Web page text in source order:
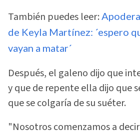
También puedes leer:
de Keyla Martínez: ´espero
vayan a matar´
Después, el galeno dijo que
y que de repente ella dijo que
que se colgaría de su suéter.
"Nosotros comenzamos a